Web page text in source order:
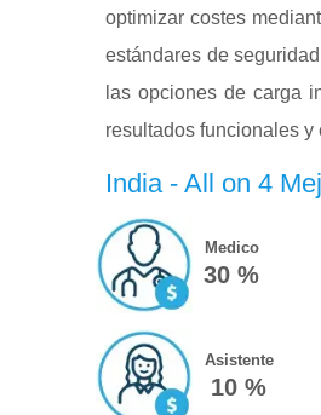
optimizar costes
estándares de
las opciones de carga
resultados funcionales
India - All on 4
Medico
30 %
Asistente
10 %